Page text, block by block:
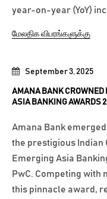
September 3, 2025
AMANA BANK CROWNED
ASIA BANKING AWARDS
Amana Bank
the prestigious Indian
Emerging Asia
PwC. Competing
this pinnacle award,
year-on-year (YoY)
மேலதிக விபரங்களுக்கு